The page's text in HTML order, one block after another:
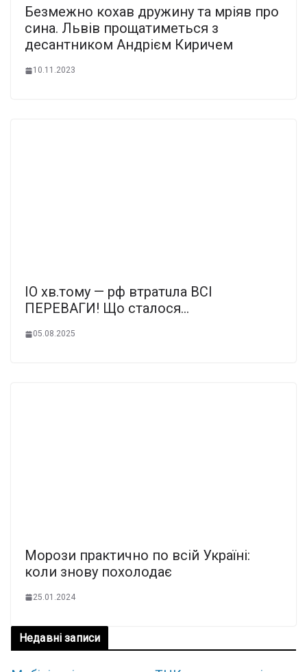
Безмежно кохав дружину та мріяв про
сина. Львів прощатиметься з
десантником Андрієм Киричем
10.11.2023
IO xв.тoмy — pф втpaтuлa BCI
ПEPEBAГИ! Щo cтaлocя…
05.08.2025
Морози практично по всій Україні:
коли знову похолодає
25.01.2024
Недавні записи